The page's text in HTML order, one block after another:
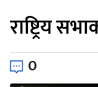
राष्ट्रिय
0